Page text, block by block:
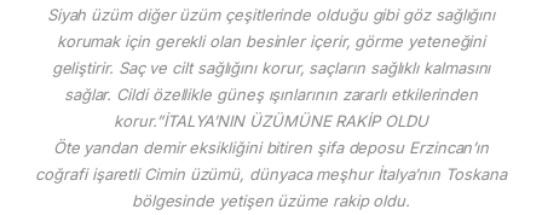
Siyah üzüm diğer üzüm çeşitlerinde olduğu gibi göz sağlığını
korumak için gerekli olan besinler içerir, görme yeteneğini
geliştirir. Saç ve cilt sağlığını korur, saçların sağlıklı kalmasını
sağlar. Cildi özellikle güneş ışınlarının zararlı etkilerinden
korur.”İTALYA’NIN ÜZÜMÜNE RAKİP OLDU
Öte yandan demir eksikliğini bitiren şifa deposu Erzincan’ın
coğrafi işaretli Cimin üzümü, dünyaca meşhur İtalya’nın Toskana
bölgesinde yetişen üzüme rakip oldu.